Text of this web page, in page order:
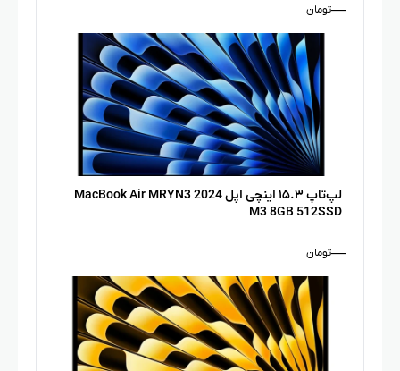
—تومان
لپ‌تاپ ۱۵.۳ اینچی اپل MacBook Air MRYN3 2024
M3 8GB 512SSD
—تومان